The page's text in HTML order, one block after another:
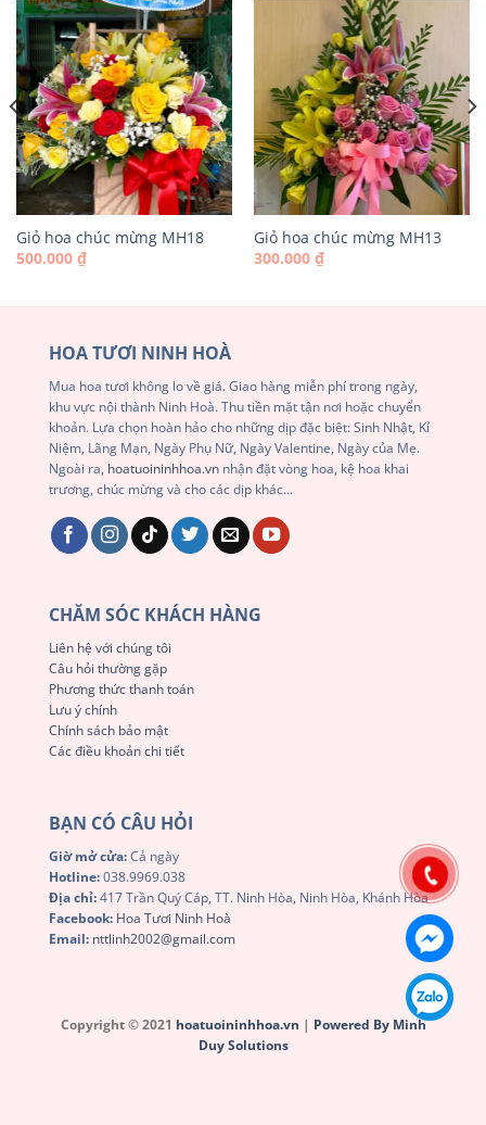
Giỏ hoa chúc mừng MH18
500.000 ₫
Giỏ hoa chúc mừng MH13
300.000 ₫
HOA TƯƠI NINH HOÀ
Mua hoa tươi không lo về giá. Giao hàng miễn phí trong ngày,
khu vực nội thành Ninh Hoà. Thu tiền mặt tận nơi hoặc chuyển
khoản. Lựa chọn hoàn hảo cho những dịp đặc biệt: Sinh Nhật, Kỉ
Niệm, Lãng Mạn, Ngày Phụ Nữ, Ngày Valentine, Ngày của Mẹ.
Ngoài ra, hoatuoininhhoa.vn nhận đặt vòng hoa, kệ hoa khai
trương, chúc mừng và cho các dịp khác...
CHĂM SÓC KHÁCH HÀNG
Liên hệ với chúng tôi
Câu hỏi thường gặp
Phương thức thanh toán
Lưu ý chính
Chính sách bảo mật
Các điều khoản chi tiết
BẠN CÓ CÂU HỎI
Giờ mở cửa:Cả ngày
Hotline:038.9969.038
Địa chỉ:417 Trần Quý Cáp, TT. Ninh Hòa, Ninh Hòa, Khánh Hòa
Facebook: Hoa Tươi Ninh Hoà
Email: nttlinh2002@gmail.com
Copyright © 2021 hoatuoininhhoa.vn | Powered By Minh
Duy Solutions